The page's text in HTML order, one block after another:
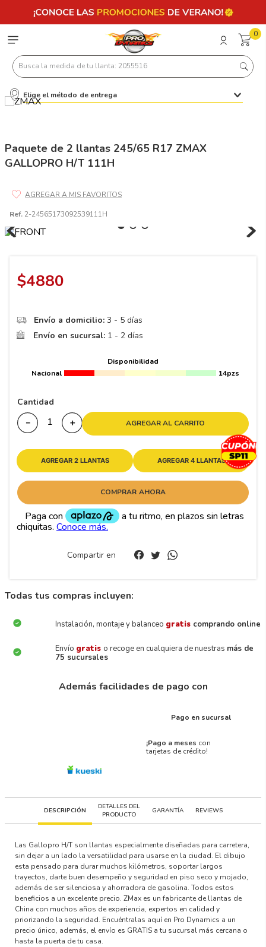
0
Busca la medida de tu llanta: 2055516
Elige el método de entrega
Paquete de 2 llantas 245/65 R17 ZMAX
GALLOPRO H/T 111H
Ref. 2-24565173092539111H
$4880
Envío a domicilio: 3 - 5 días
Envío en sucursal: 1 - 2 días
Disponibilidad
Nacional
14pzs
Cantidad
＋
－ AGREGAR AL CARRITO
AGREGAR 2 LLANTAS AGREGAR 4 LLANTAS
COMPRAR AHORA
Compartir en
Todas tus compras incluyen:
Instalación, montaje y balanceo gratis comprando online
Envío gratis o recoge en cualquiera de nuestras más de
75 sucursales
Además facilidades de pago con
Pago en sucursal
¡Pago a meses con
tarjetas de crédito!
DESCRIPCIÓN
DETALLES DEL
PRODUCTO
GARANTÍA REVIEWS
Las Gallopro H/T son llantas especialmente diseñadas para carretera,
sin dejar a un lado la versatilidad para usarse en la ciudad. El dibujo
esta pensado para durar muchos kilómetros, soportar largos
trayectos, darte buen desempeño y seguridad en piso seco y mojado,
además de ser silenciosa y ahorradora de gasolina. Todos estos
beneficios a un excelente precio. ZMax es un fabricante de llantas de
China con muchos años de experiencia, expertos en calidad y
priorizando la seguridad. Encuéntralas aquí en Pro Dynamics a un
precio único, además, el envío es GRATIS a tu sucursal más cercana o
hasta la puerta de tu casa.
Términos más buscados
2
6 205